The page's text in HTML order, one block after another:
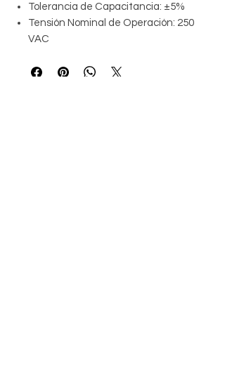
Tolerancia de Capacitancia: ±5%
Tensión Nominal de Operación: 250
VAC
Clase de Aislamiento: B